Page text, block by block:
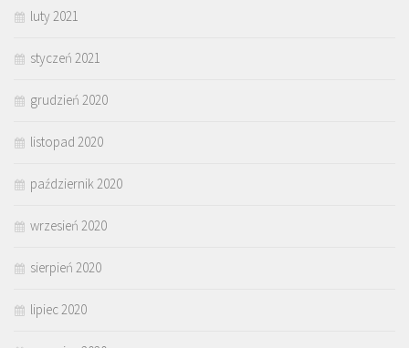
luty 2021
styczeń 2021
grudzień 2020
listopad 2020
październik 2020
wrzesień 2020
sierpień 2020
lipiec 2020